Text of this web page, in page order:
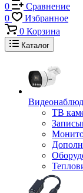
0
Сравнение
0
Избранное
0 Корзина
Каталог
ТВ